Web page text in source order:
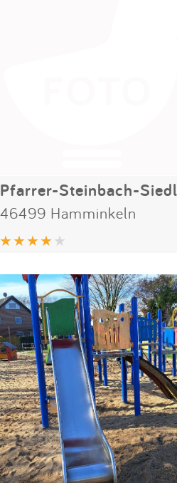
Pfarrer-Steinbach-
46499 Hamminkeln